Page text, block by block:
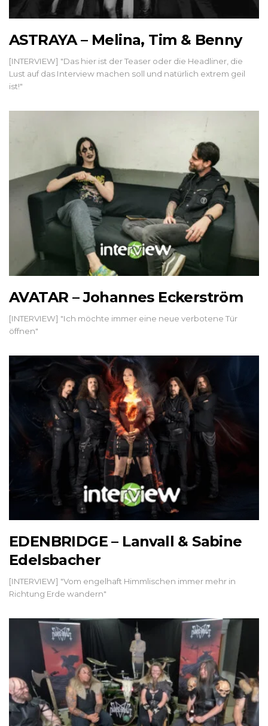
ASTRAYA – Melina, Tim & Benny
[INTERVIEW] "Das hier ist der Teaser oder die Headliner, die
Lust auf das Interview machen soll und natürlich extrem geil
ist!"
AVATAR – Johannes Eckerström
[INTERVIEW] "Ich möchte immer eine neue verbotene Tür
öffnen"
EDENBRIDGE – Lanvall & Sabine
Edelsbacher
[INTERVIEW] "Vom engelhaft Himmlischen immer mehr in
Richtung Erde wandern"